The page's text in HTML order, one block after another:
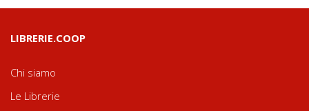
LIBRERIE.COOP
Chi siamo
Le Librerie